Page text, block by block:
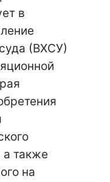
в
(ВХСУ)
а также
на